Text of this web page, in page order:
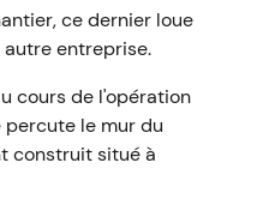
ce dernier loue
entreprise.
cours de l'opération
percute le mur du
construit situé à